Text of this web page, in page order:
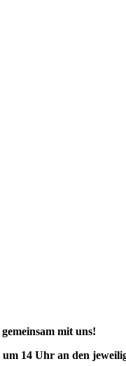
mit uns!
14 Uhr an den